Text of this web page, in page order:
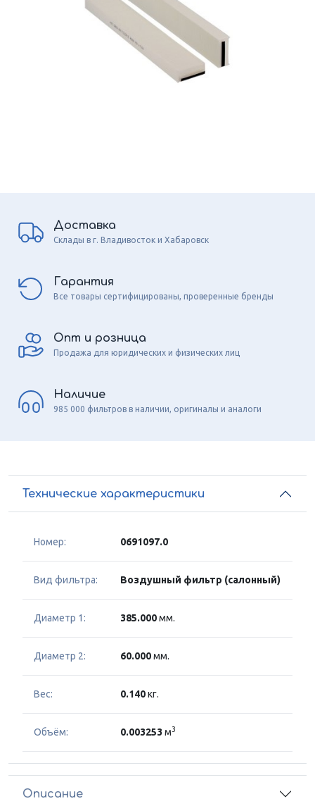
Доставка
Склады в г. Владивосток и Хабаровск
Гарантия
Все товары сертифицированы, проверенные бренды
Опт и розница
Продажа для юридических и физических лиц
Наличие
985 000 фильтров в наличии, оригиналы и аналоги
Технические характеристики
Номер: 0691097.0
Вид фильтра: Воздушный фильтр (салонный)
Диаметр 1: 385.000мм.
Диаметр 2: 60.000мм.
Вес: 0.140кг.
Объём: 0.003253 м3
Описание